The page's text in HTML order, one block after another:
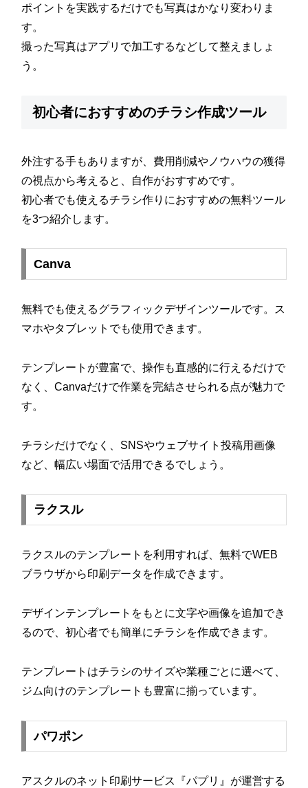
ポイントを実践するだけでも写真はかなり変わりま
す。
撮った写真はアプリで加工するなどして整えましょ
う。
初心者におすすめのチラシ作成ツール
外注する手もありますが、費用削減やノウハウの獲得
の視点から考えると、自作がおすすめです。
初心者でも使えるチラシ作りにおすすめの無料ツール
を3つ紹介します。
Canva
無料でも使えるグラフィックデザインツールです。ス
マホやタブレットでも使用できます。
テンプレートが豊富で、操作も直感的に行えるだけで
なく、Canvaだけで作業を完結させられる点が魅力で
す。
チラシだけでなく、SNSやウェブサイト投稿用画像
など、幅広い場面で活用できるでしょう。
ラクスル
ラクスルのテンプレートを利用すれば、無料でWEB
ブラウザから印刷データを作成できます。
デザインテンプレートをもとに文字や画像を追加でき
るので、初心者でも簡単にチラシを作成できます。
テンプレートはチラシのサイズや業種ごとに選べて、
ジム向けのテンプレートも豊富に揃っています。
パワポン
アスクルのネット印刷サービス『パプリ』が運営する